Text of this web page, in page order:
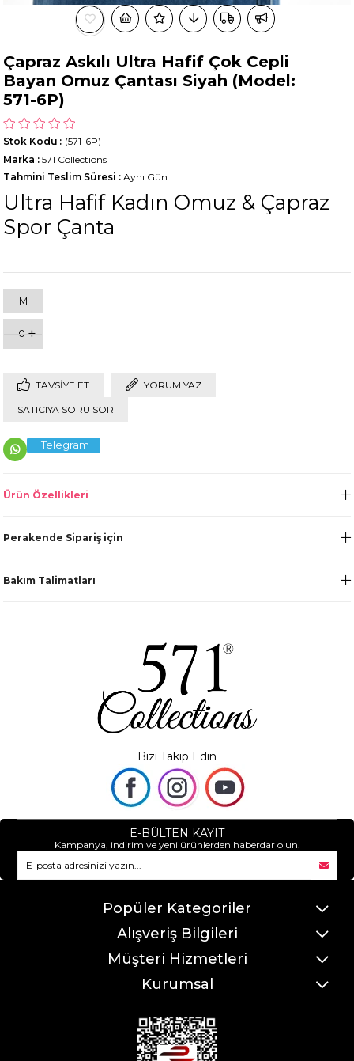
Çapraz Askılı Ultra Hafif Çok Cepli
Bayan Omuz Çantası Siyah (Model:
571-6P)
(571-6P)
Stok Kodu
Marka : 571 Collections
Tahmini Teslim Süresi : Aynı Gün
Ultra Hafif Kadın Omuz & Çapraz
Spor Çanta
M
- 0 +
TAVSIYE ET YORUM YAZ
SATICIYA SORU SOR
Telegram
Ürün Özellikleri
Perakende Sipariş için
Bakım Talimatları
Bizi Takip Edin
E-BÜLTEN KAYIT
Kampanya, indirim ve yeni ürünlerden haberdar olun.
Popüler Kategoriler
Alışveriş Bilgileri
Müşteri Hizmetleri
Kurumsal